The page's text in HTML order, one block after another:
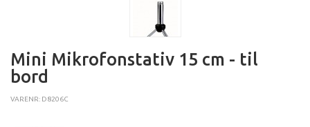
Mini Mikrofonstativ 15 cm - til
bord
VARENR: D8206C